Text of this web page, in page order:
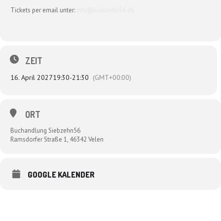
Tickets per email unter:
ZEIT
16. April 202719:30-21:30 (GMT+00:00)
ORT
Buchandlung Siebzehn56
Ramsdorfer Straße 1, 46342 Velen
GOOGLE KALENDER